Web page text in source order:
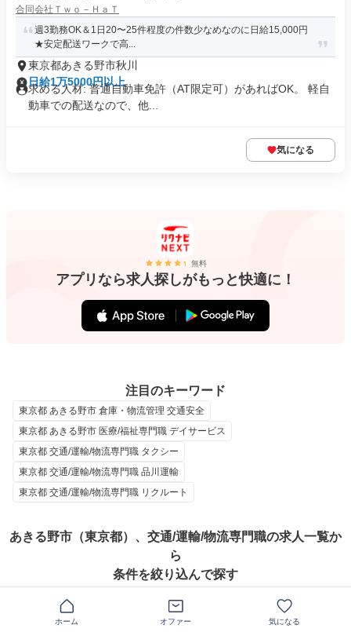
合同会社Ｔｗｏ－ＨａＴ
週3勤務OK＆1日20〜25件程度の件数少なめなのに日給15,000円
★安定配送ワークで高...
東京都あきる野市秋川
日給1万5000円以上
求める人材: 普通自動車免許（AT限定可）があればOK。 軽自
動車での配送なので、他...
気になる
無料
アプリなら求人探しがもっと快適に！
注目のキーワード
東京都 あきる野市 倉庫・物流管理 交通安全
東京都 あきる野市 医療/福祉専門職 デイサービス
東京都 交通/運輸/物流専門職 タクシー
東京都 交通/運輸/物流専門職 品川運輸
東京都 交通/運輸/物流専門職 リクルート
あきる野市（東京都）、交通/運輸/物流専門職の求人一覧か
ら
条件を絞り込んで探す
ホーム オファー 気になる